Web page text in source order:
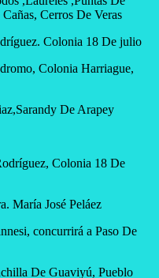
Cerros De Veras
Colonia 18 De julio
Colonia Harriague,
De Arapey
Colonia 18 De
María José Peláez
concurrirá a Paso De
De Guaviyú, Pueblo